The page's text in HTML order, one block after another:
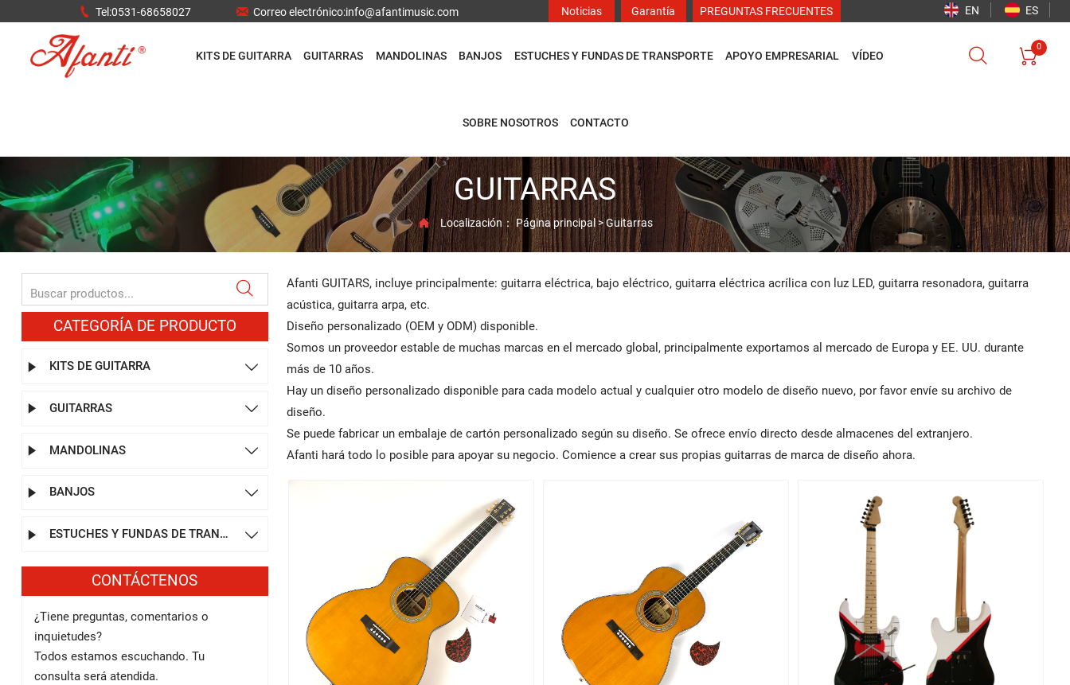
 Tel:0531-68658027  Correo electrónico:info@afantimusic.com Noticias Garantía PREGUNTAS FRECUENTES EN ES
KITS DE GUITARRA GUITARRAS MANDOLINAS BANJOS ESTUCHES Y FUNDAS DE TRANSPORTE APOYO EMPRESARIAL VÍDEO
SOBRE NOSOTROS CONTACTO
 
0
GUITARRAS
 Localización：Página principal>Guitarras

CATEGORÍA DE PRODUCTO
 KITS DE GUITARRA 
 GUITARRAS 
 MANDOLINAS 
 BANJOS 
 ESTUCHES Y FUNDAS DE TRANSPORTE 
CONTÁCTENOS
¿Tiene preguntas, comentarios o
inquietudes?
Todos estamos escuchando. Tu
consulta será atendida.
Afanti GUITARS, incluye principalmente: guitarra eléctrica, bajo eléctrico, guitarra eléctrica acrílica con luz LED, guitarra resonadora, guitarra
acústica, guitarra arpa, etc.
Diseño personalizado (OEM y ODM) disponible.
Somos un proveedor estable de muchas marcas en el mercado global, principalmente exportamos al mercado de Europa y EE. UU. durante
más de 10 años.
Hay un diseño personalizado disponible para cada modelo actual y cualquier otro modelo de diseño nuevo, por favor envíe su archivo de
diseño.
Se puede fabricar un embalaje de cartón personalizado según su diseño. Se ofrece envío directo desde almacenes del extranjero.
Afanti hará todo lo posible para apoyar su negocio. Comience a crear sus propias guitarras de marca de diseño ahora.